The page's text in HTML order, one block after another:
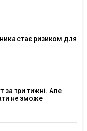
стає ризиком для
за три тижні. Але
не зможе